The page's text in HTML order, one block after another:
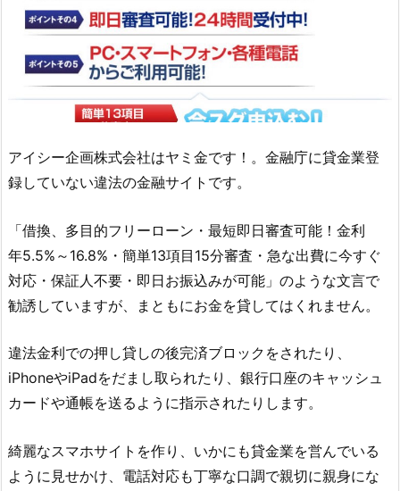
アイシー企画株式会社はヤミ金です！。金融庁に貸金業登
録していない違法の金融サイトです。
「借換、多目的フリーローン・最短即日審査可能！金利
年5.5%～16.8%・簡単13項目15分審査・急な出費に今すぐ
対応・保証人不要・即日お振込みが可能」のような文言 で
勧誘していますが、まともにお金を貸してはくれません。
違法金利での押し貸しの後完済ブロックをされたり、
iPhoneやiPadをだまし取られたり、銀行口座のキャッシュ
カードや通帳を送るように指示されたりします。
綺麗なスマホサイトを作り、いかにも貸金業を営んでいる
ように見せかけ、電話対応も丁寧な口調で親切に親身にな